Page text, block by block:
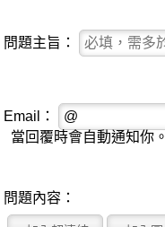
問題主旨：
Email：
當回覆時會自動通知你。
問題內容：